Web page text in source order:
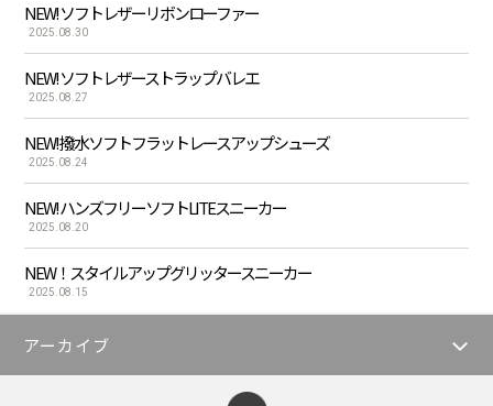
NEW! ソフトレザーリボンローファー
2025.08.30
NEW! ソフトレザーストラップバレエ
2025.08.27
NEW! 撥水ソフトフラットレースアップシューズ
2025.08.24
NEW! ハンズフリーソフトLITEスニーカー
2025.08.20
NEW！スタイルアップグリッタースニーカー
2025.08.15
アーカイブ